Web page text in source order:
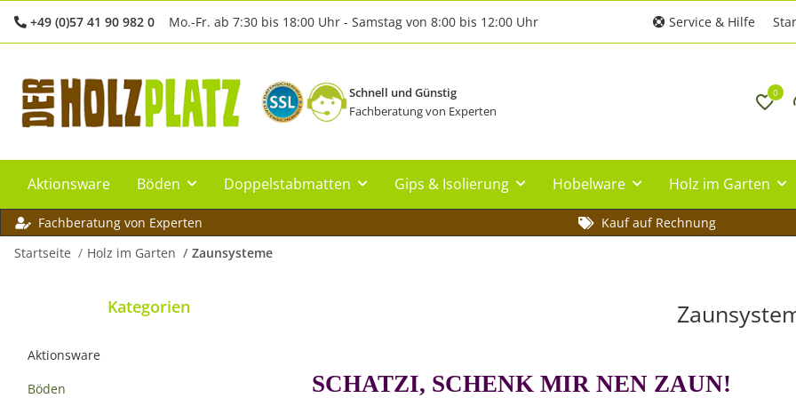
+49 (0)57 41 90 982 0 Mo.-Fr. ab 7:30 bis 18:00 Uhr - Samstag von 8:00 bis 12:00 Uhr Service & Hilfe
Schnell und Günstig
Fachberatung von Experten
0
Aktionsware Böden Doppelstabmatten Gips & Isolierung Hobelware Holz im Garten
Fachberatung von Experten Kauf auf Rechnung
Startseite
Holz im Garten Zaunsysteme
SCHATZI, SCHENK MIR NEN ZAUN!
Kategorien
Aktionsware
Böden